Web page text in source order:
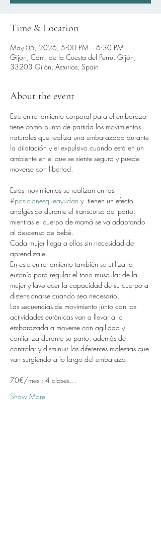
Time & Location
May 05, 2026, 5:00 PM – 6:30 PM
Gijón, Cam. de la Cuesta del Perru, Gijón,
33203 Gijón, Asturias, Spain
About the event
Este entrenamiento corporal para el embarazo
tiene como punto de partida los movimientos
naturales que realiza una embarazada durante
la dilatación y el expulsivo cuando está en un
ambiente en el que se siente segura y puede
moverse con libertad.
Estos movimientos se realizan en las
#posicionesqueayudan y  tienen un efecto
analgésico durante el transcurso del parto,
mientras el cuerpo de mamá se va adaptando
al descenso de bebé.
Cada mujer llega a ellas sin necesidad de
aprendizaje.
En este entrenamiento también se utiliza la
eutonía para regular el tono muscular de la
mujer y favorecer la capacidad de su cuerpo a
distensionarse cuando sea necesario.
Las secuencias de movimiento junto con las
actividades eutónicas van a llevar a la
embarazada a moverse con agilidad y
confianza durante su parto, además de
controlar y disminuir las diferentes molestias que
van surgiendo a lo largo del embarazo.
70€/mes : 4 clases…
Show More